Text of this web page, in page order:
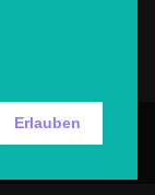
Erlauben